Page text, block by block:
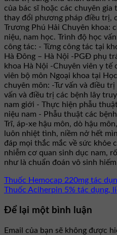
của bác sĩ hoặc các chuyên
thay đổi phương pháp điều trị,
Trương Phú Hải Chuyên khoa:
niệu, nam học. Trình độ học
công tác: - Từng công tác tại
Hà Đông – Hà Nội -PGĐ phụ
khoa Hà Nội -Chuyên viên y tế
viên bộ môn Ngoại khoa tại
chuyên môn: -Tư vấn và điều
vấn và điều trị các bệnh lây
nam giới - Thực hiện phẫu
niệu nam - Phẫu thuật các
Trĩ, áp-xe hậu môn, dò hậu
luôn nhiệt tình, niềm nở hết
đáp mọi thắc mắc về sức khỏe
nhiễm cơ quan sinh dục nam,
như là chuẩn đoán vô sinh
Thuốc Hemocap 220mg tác
Thuốc Aciherpin 5% tác dụng,
Để lại một bình luận
Email của bạn sẽ không được